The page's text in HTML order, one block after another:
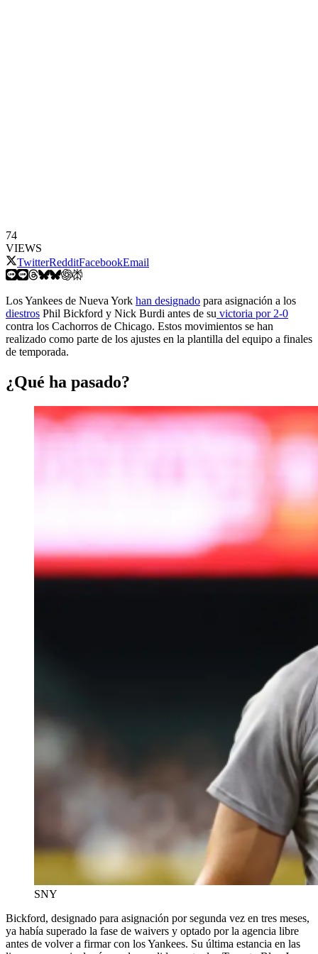
74
VIEWS
TwitterRedditFacebookEmail
Los Yankees de Nueva York han designado para asignación a los
diestros Phil Bickford y Nick Burdi antes de su victoria por 2-0
contra los Cachorros de Chicago. Estos movimientos se han
realizado como parte de los ajustes en la plantilla del equipo a finales
de temporada.
¿Qué ha pasado?
SNY
Bickford, designado para asignación por segunda vez en tres meses,
ya había superado la fase de waivers y optado por la agencia libre
antes de volver a firmar con los Yankees. Su última estancia en las